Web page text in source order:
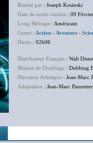
Réalisé par : Joseph Kosinski
Date de sortie cinéma : 09
Long Métrage : Américain
Genre : Action - Aventure -
Durée : 02h06
Distributeur Français : Walt
Maison de Doublage : Dubbing
Direction Artistique : Jean-Marc
Adaptation : Jean-Marc Pannetier